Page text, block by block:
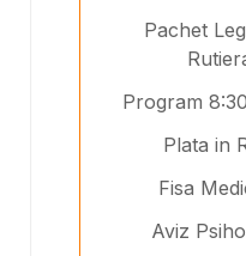
Pachet
Program
Plata in
Fisa
Aviz